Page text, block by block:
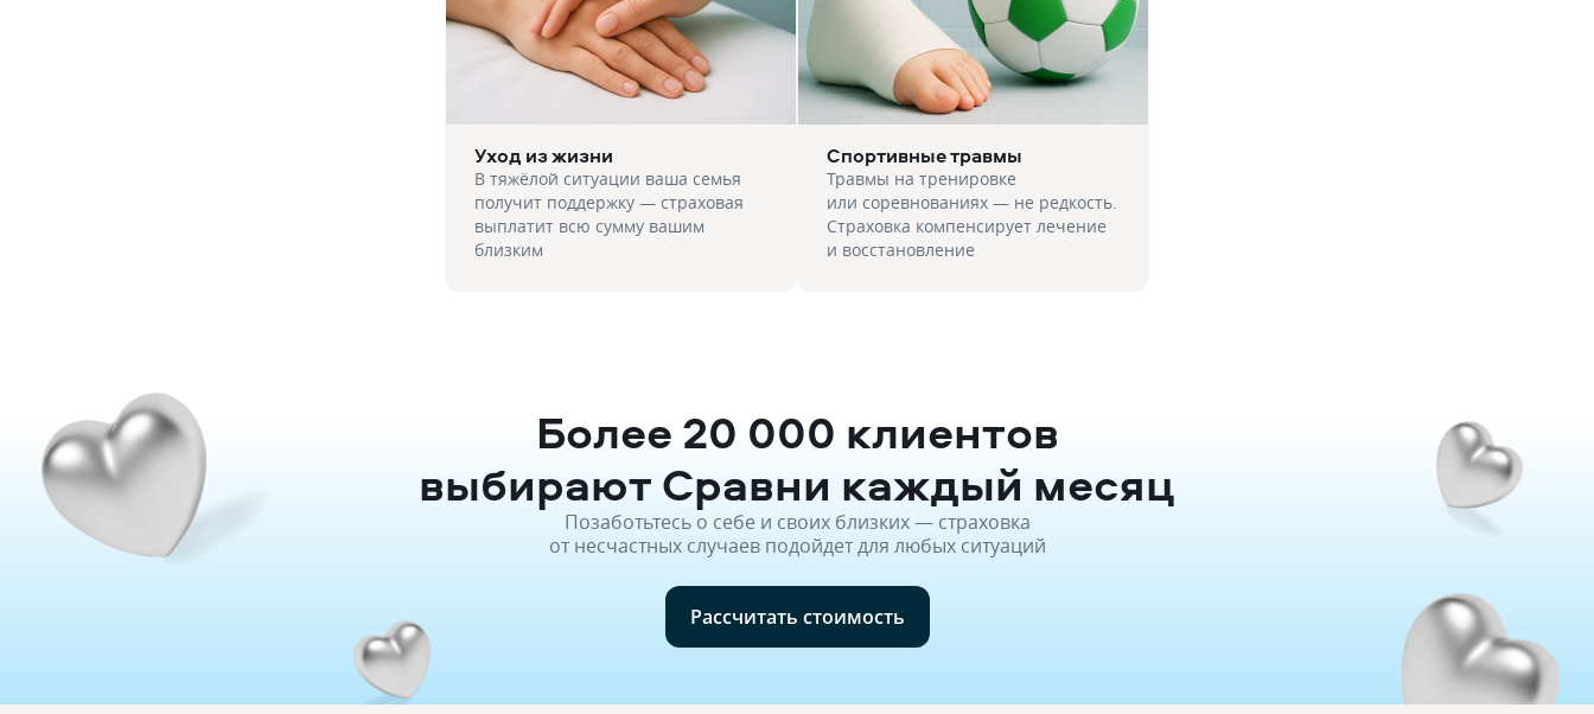
Уход из жизни
В тяжёлой ситуации ваша семья
получит поддержку — страховая
выплатит всю сумму вашим
близким
Спортивные травмы
Травмы на тренировке
или соревнованиях — не редкость.
Страховка компенсирует лечение
и восстановление
Более 20 000 клиентов
выбирают Сравни каждый месяц
Позаботьтесь о себе и своих близких — страховка
от несчастных случаев подойдет для любых ситуаций
Рассчитать стоимость